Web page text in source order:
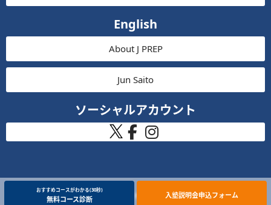
English
About J PREP
Jun Saito
ソーシャルアカウント
おすすめコースがわかる(30秒)
無料コース診断 入塾説明会申込フォーム
Copyright (C) 2026 J PREP 斉藤塾 All Rights Reserved.